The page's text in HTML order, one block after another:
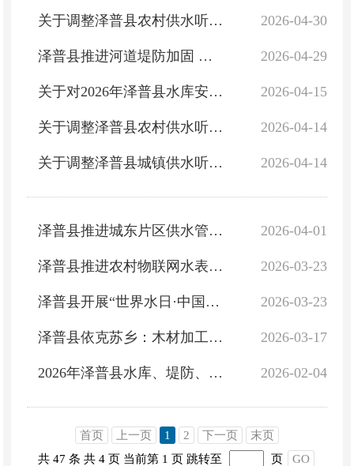
2026-04-30
关于调整泽普县农村供水听证会第二次公告
2026-04-29
泽普县推进河道堤防加固 筑牢汛期安全防线
2026-04-15
关于对2026年泽普县水库安全生产“三个责任人”名单进行调整及公示
2026-04-14
关于调整泽普县农村供水听证会第一次公告
2026-04-14
关于调整泽普县城镇供水听证会第一次公告
2026-04-01
泽普县推进城东片区供水管线建设 保障群众用水需求
2026-03-23
泽普县推进农村物联网水表改造 提升城乡供水一体化水平
2026-03-23
泽普县开展“世界水日·中国水周”宣传活动
2026-03-17
泽普县依克苏乡：木材加工兴产业 就近就业暖民心
2026-02-04
2026年泽普县水库、堤防、农村小水电站安全生产“三个责任人”名单进行调整及公示
首页 上一页 1 2 下一页
末页
共 47 条 共 4 页 当前第 1 页 跳转至 页 GO